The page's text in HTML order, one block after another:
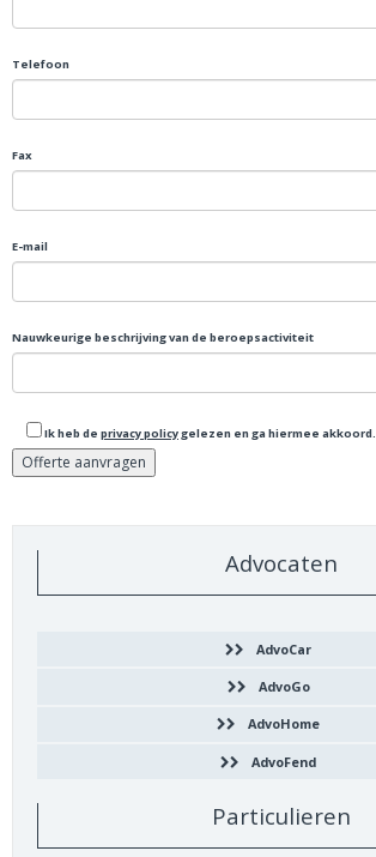
Telefoon
Fax
E-mail
Nauwkeurige beschrijving van de beroepsactiviteit
Ik heb de privacy policygelezen en ga hiermee akkoord.
Advocaten
AdvoCar
AdvoGo
AdvoHome
AdvoFend
Particulieren